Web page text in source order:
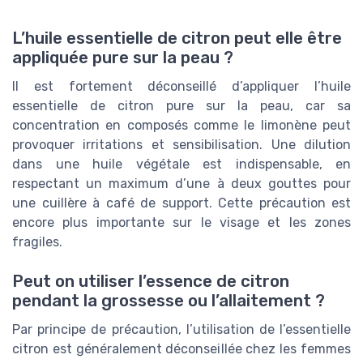
L’huile essentielle de citron peut elle être
appliquée pure sur la peau ?
Il est fortement déconseillé d’appliquer l’huile
essentielle de citron pure sur la peau, car sa
concentration en composés comme le limonène peut
provoquer irritations et sensibilisation. Une dilution
dans une huile végétale est indispensable, en
respectant un maximum d’une à deux gouttes pour
une cuillère à café de support. Cette précaution est
encore plus importante sur le visage et les zones
fragiles.
Peut on utiliser l’essence de citron
pendant la grossesse ou l’allaitement ?
Par principe de précaution, l’utilisation de l’essentielle
citron est généralement déconseillée chez les femmes